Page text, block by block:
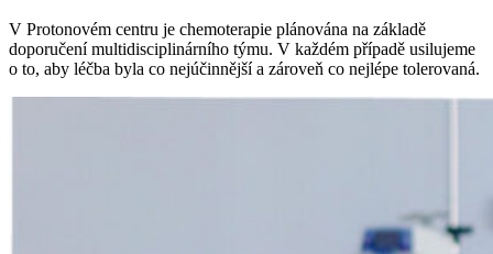
V Protonovém centru je chemoterapie plánována na základě
doporučení multidisciplinárního týmu. V každém případě usilujeme
o to, aby léčba byla co nejúčinnější a zároveň co nejlépe tolerovaná.